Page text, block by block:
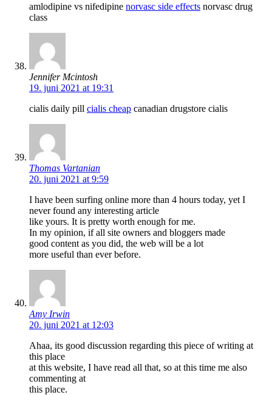
amlodipine vs nifedipine norvasc side effects norvasc drug
class
Jennifer Mcintosh
19. juni 2021 at 19:31
cialis daily pill cialis cheap canadian drugstore cialis
Thomas Vartanian
20. juni 2021 at 9:59
I have been surfing online more than 4 hours today, yet I
never found any interesting article
like yours. It is pretty worth enough for me.
In my opinion, if all site owners and bloggers made
good content as you did, the web will be a lot
more useful than ever before.
Amy Irwin
20. juni 2021 at 12:03
Ahaa, its good discussion regarding this piece of writing at
this place
at this website, I have read all that, so at this time me also
commenting at
this place.